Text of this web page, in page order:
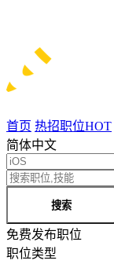
首页 热招职位HOT
简体中文
搜索
免费发布职位
职位类型